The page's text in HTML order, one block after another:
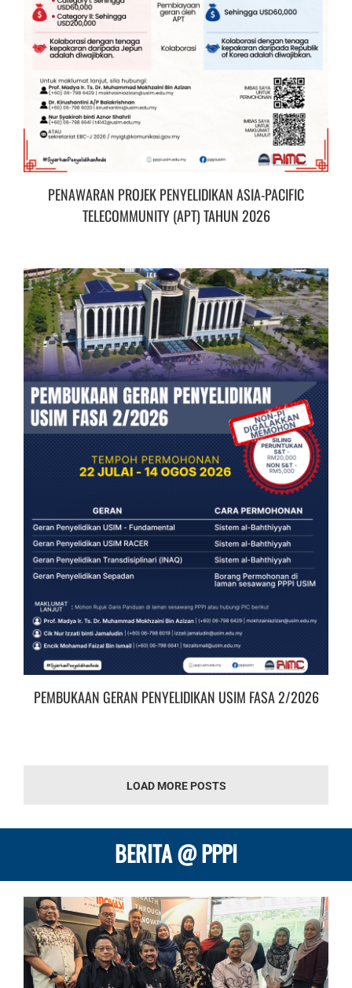
PENAWARAN PROJEK PENYELIDIKAN ASIA-PACIFIC
TELECOMMUNITY (APT) TAHUN 2026
PEMBUKAAN GERAN PENYELIDIKAN USIM FASA 2/2026
LOAD MORE POSTS
BERITA @ PPPI